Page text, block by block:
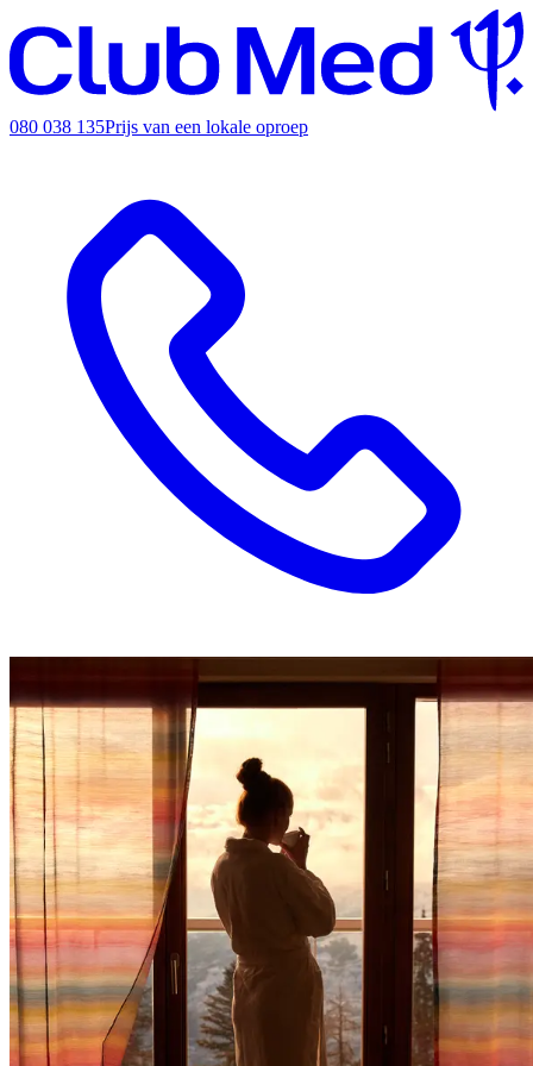
080 038 135Prijs van een lokale oproep